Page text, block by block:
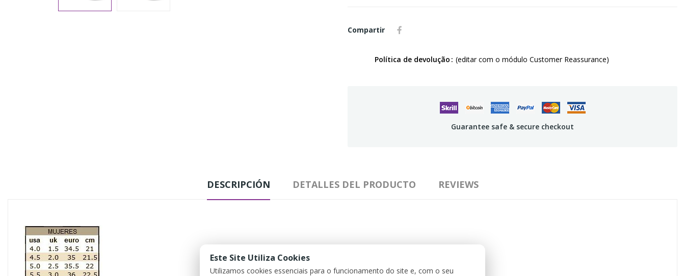
Compartir
Política de devolução (editar com o módulo Customer Reassurance)
Guarantee safe & secure checkout
DESCRIPCIÓN DETALLES DEL PRODUCTO REVIEWS
Este Site Utiliza Cookies
Utilizamos cookies essenciais para o funcionamento do site e, com o seu